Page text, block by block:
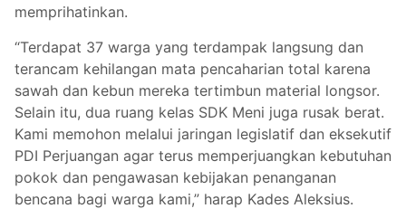
memprihatinkan.
“Terdapat 37 warga yang terdampak langsung dan
terancam kehilangan mata pencaharian total karena
sawah dan kebun mereka tertimbun material longsor.
Selain itu, dua ruang kelas SDK Meni juga rusak berat.
Kami memohon melalui jaringan legislatif dan eksekutif
PDI Perjuangan agar terus memperjuangkan kebutuhan
pokok dan pengawasan kebijakan penanganan
bencana bagi warga kami,” harap Kades Aleksius.